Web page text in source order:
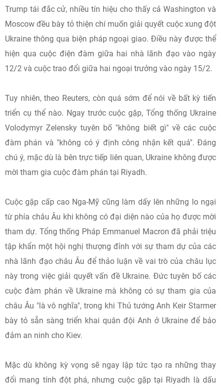
Trump tái đắc cử, nhiều tín hiệu cho thấy cả Washington và
Moscow đều bày tỏ thiện chí muốn giải quyết cuộc xung đột
Ukraine thông qua biện pháp ngoại giao. Điều này được thể
hiện qua cuộc điện đàm giữa hai nhà lãnh đạo vào ngày
12/2 và cuộc trao đổi giữa hai ngoại trưởng vào ngày 15/2.
Tuy nhiên, theo Reuters, còn quá sớm để nói về bất kỳ tiến
triển cụ thể nào. Ngay trước cuộc gặp, Tổng thống Ukraine
Volodymyr Zelensky tuyên bố "không biết gì" về các cuộc
đàm phán và "không có ý định công nhận kết quả". Đáng
chú ý, mặc dù là bên trực tiếp liên quan, Ukraine không được
mời tham gia cuộc đàm phán tại Riyadh.
Cuộc gặp cấp cao Nga-Mỹ cũng làm dấy lên những lo ngại
từ phía châu Âu khi không có đại diện nào của họ được mời
tham dự. Tổng thống Pháp Emmanuel Macron đã phải triệu
tập khẩn một hội nghị thượng đỉnh với sự tham dự của các
nhà lãnh đạo châu Âu để thảo luận về vai trò của châu lục
này trong việc giải quyết vấn đề Ukraine. Đức tuyên bố các
cuộc đàm phán về Ukraine mà không có sự tham gia của
châu Âu "là vô nghĩa", trong khi Thủ tướng Anh Keir Starmer
bày tỏ sẵn sàng triển khai quân đội Anh ở Ukraine để bảo
đảm an ninh cho Kiev.
Mặc dù không kỳ vọng sẽ ngay lập tức tạo ra những thay
đổi mang tính đột phá, nhưng cuộc gặp tại Riyadh là dấu